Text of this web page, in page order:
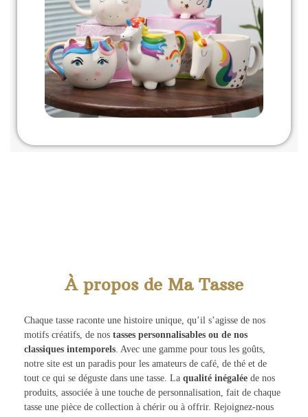
À propos de Ma Tasse
Chaque tasse raconte une histoire unique, qu’il s’agisse de nos
motifs créatifs, de nos tasses personnalisables ou de nos
classiques intemporels . Avec une gamme pour tous les goûts,
notre site est un paradis pour les amateurs de café, de thé et de
tout ce qui se déguste dans une tasse. La qualité inégalée de nos
produits, associée à une touche de personnalisation, fait de chaque
tasse une pièce de collection à chérir ou à offrir. Rejoignez-nous